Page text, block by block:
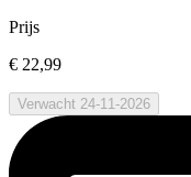
Prijs
€ 22,99
Verwacht 24-11-2026